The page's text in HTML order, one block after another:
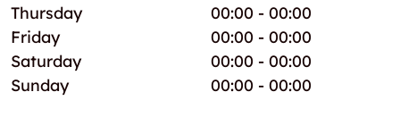
Thursday
00:00 - 00:00
Friday
00:00 - 00:00
Saturday
00:00 - 00:00
Sunday
00:00 - 00:00